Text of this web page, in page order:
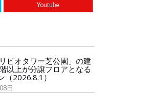
Youtube
ビオタワー芝公園」の建
以上が分譲フロアとなる
（2026.8.1）
日